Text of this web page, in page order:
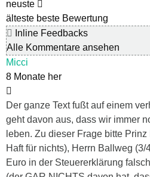
neuste
älteste beste Bewertung
Inline Feedbacks
Alle Kommentare ansehen
Micci
8 Monate her
Der ganze Text fußt auf einem
geht davon aus, dass wir immer
leben. Zu dieser Frage bitte
Haft für nichts), Herrn Ballweg
Euro in der Steuererklärung